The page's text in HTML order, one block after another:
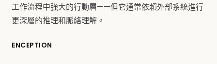
工作流程中強大的行動層——但它通常依賴外部系統進行
更深層的推理和脈絡理解。
ENCEPTION